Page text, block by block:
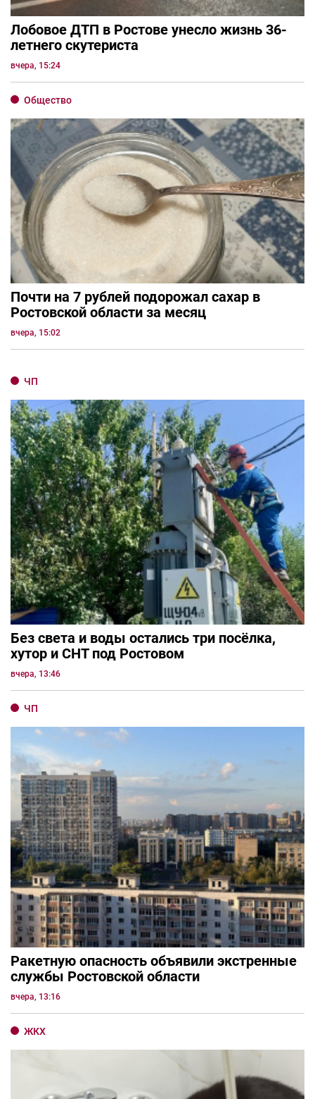
Лобовое ДТП в Ростове унесло жизнь 36-
летнего скутериста
вчера, 15:24
Общество
Почти на 7 рублей подорожал сахар в
Ростовской области за месяц
вчера, 15:02
ЧП
Без света и воды остались три посёлка,
хутор и СНТ под Ростовом
вчера, 13:46
ЧП
Ракетную опасность объявили экстренные
службы Ростовской области
вчера, 13:16
ЖКХ